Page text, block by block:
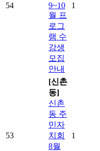
54
9~10
월 프
로그
램 수
강생
모집
안내
1
53
[신촌
동]
신촌
동 주
민자
치회
8월
1